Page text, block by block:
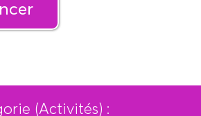
(Activités) :